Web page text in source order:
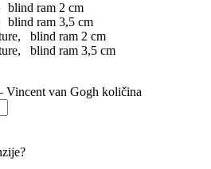
blind ram 2 cm
blind ram 3,5 cm
blind ram 2 cm
blind ram 3,5 cm
Vincent van Gogh količina